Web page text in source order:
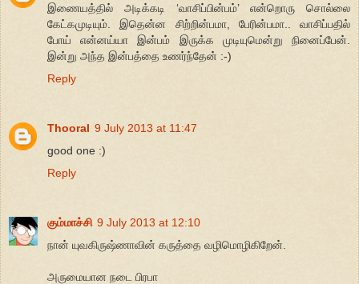
இணையத்தில் அடிக்கடி ‘வாசிப்பின்பம்’ என்றொரு சொல்லை
கேட்கமுடியும். இதென்ன சிற்றின்பமா, பேரின்பமா.. வாசிப்பதில்
போய் என்னய்யா இன்பம் இருக்க முடியுமென்று நினைப்பேன்.
இன்று அந்த இன்பத்தை உணர்ந்தேன் :-)
Reply
Thooral 9 July 2013 at 11:47
good one :)
Reply
கும்மாச்சி 9 July 2013 at 12:10
நான் யுவகிருஷ்ணாவின் கருத்தை வழிமொழிகிறேன்.
அருமையான நடை பிரபா